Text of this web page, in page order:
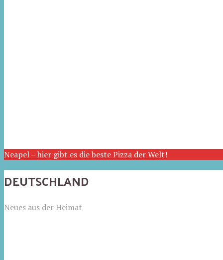
Neapel – hier gibt es die beste Pizza der Welt!
DEUTSCHLAND
Neues aus der Heimat